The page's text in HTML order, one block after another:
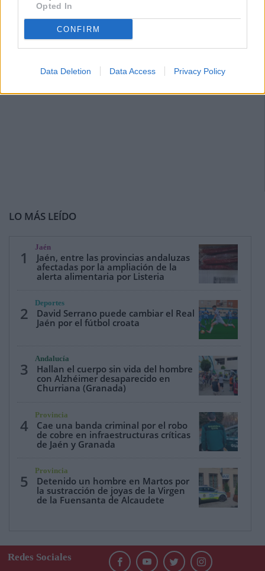
Opted In
CONFIRM
Data Deletion Data Access Privacy Policy
LO MÁS LEÍDO
1
Jaén
Jaén, entre las provincias andaluzas
afectadas por la ampliación de la
alerta alimentaria por Listeria
2
Deportes
David Serrano puede cambiar el Real
Jaén por el fútbol croata
3
Andalucía
Hallan el cuerpo sin vida del hombre
con Alzhéimer desaparecido en
Churriana (Granada)
4
Provincia
Cae una banda criminal por el robo
de cobre en infraestructuras críticas
de Jaén y Granada
5
Provincia
Detenido un hombre en Martos por
la sustracción de joyas de la Virgen
de la Fuensanta de Alcaudete
Redes Sociales